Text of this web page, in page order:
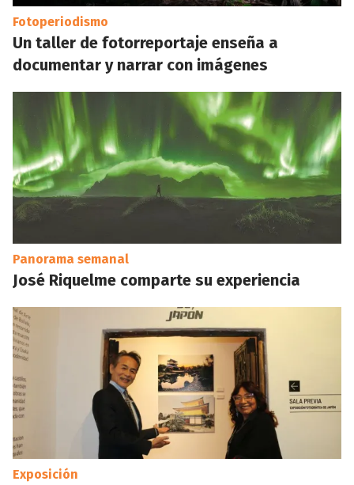
Fotoperiodismo
Un taller de fotorreportaje enseña a
documentar y narrar con imágenes
Panorama semanal
José Riquelme comparte su experiencia
Exposición